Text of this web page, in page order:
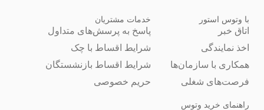
با وتوس استور
اتاق خبر
اخذ نمایندگی
همکاری با سازمان‌ها
فرصت‌های شغلی
خدمات مشتریان
پاسخ به پرسش‌های متداول
شرایط اقساط با چک
شرایط اقساط بازنشستگان
حریم خصوصی
راهنمای خرید وتوس